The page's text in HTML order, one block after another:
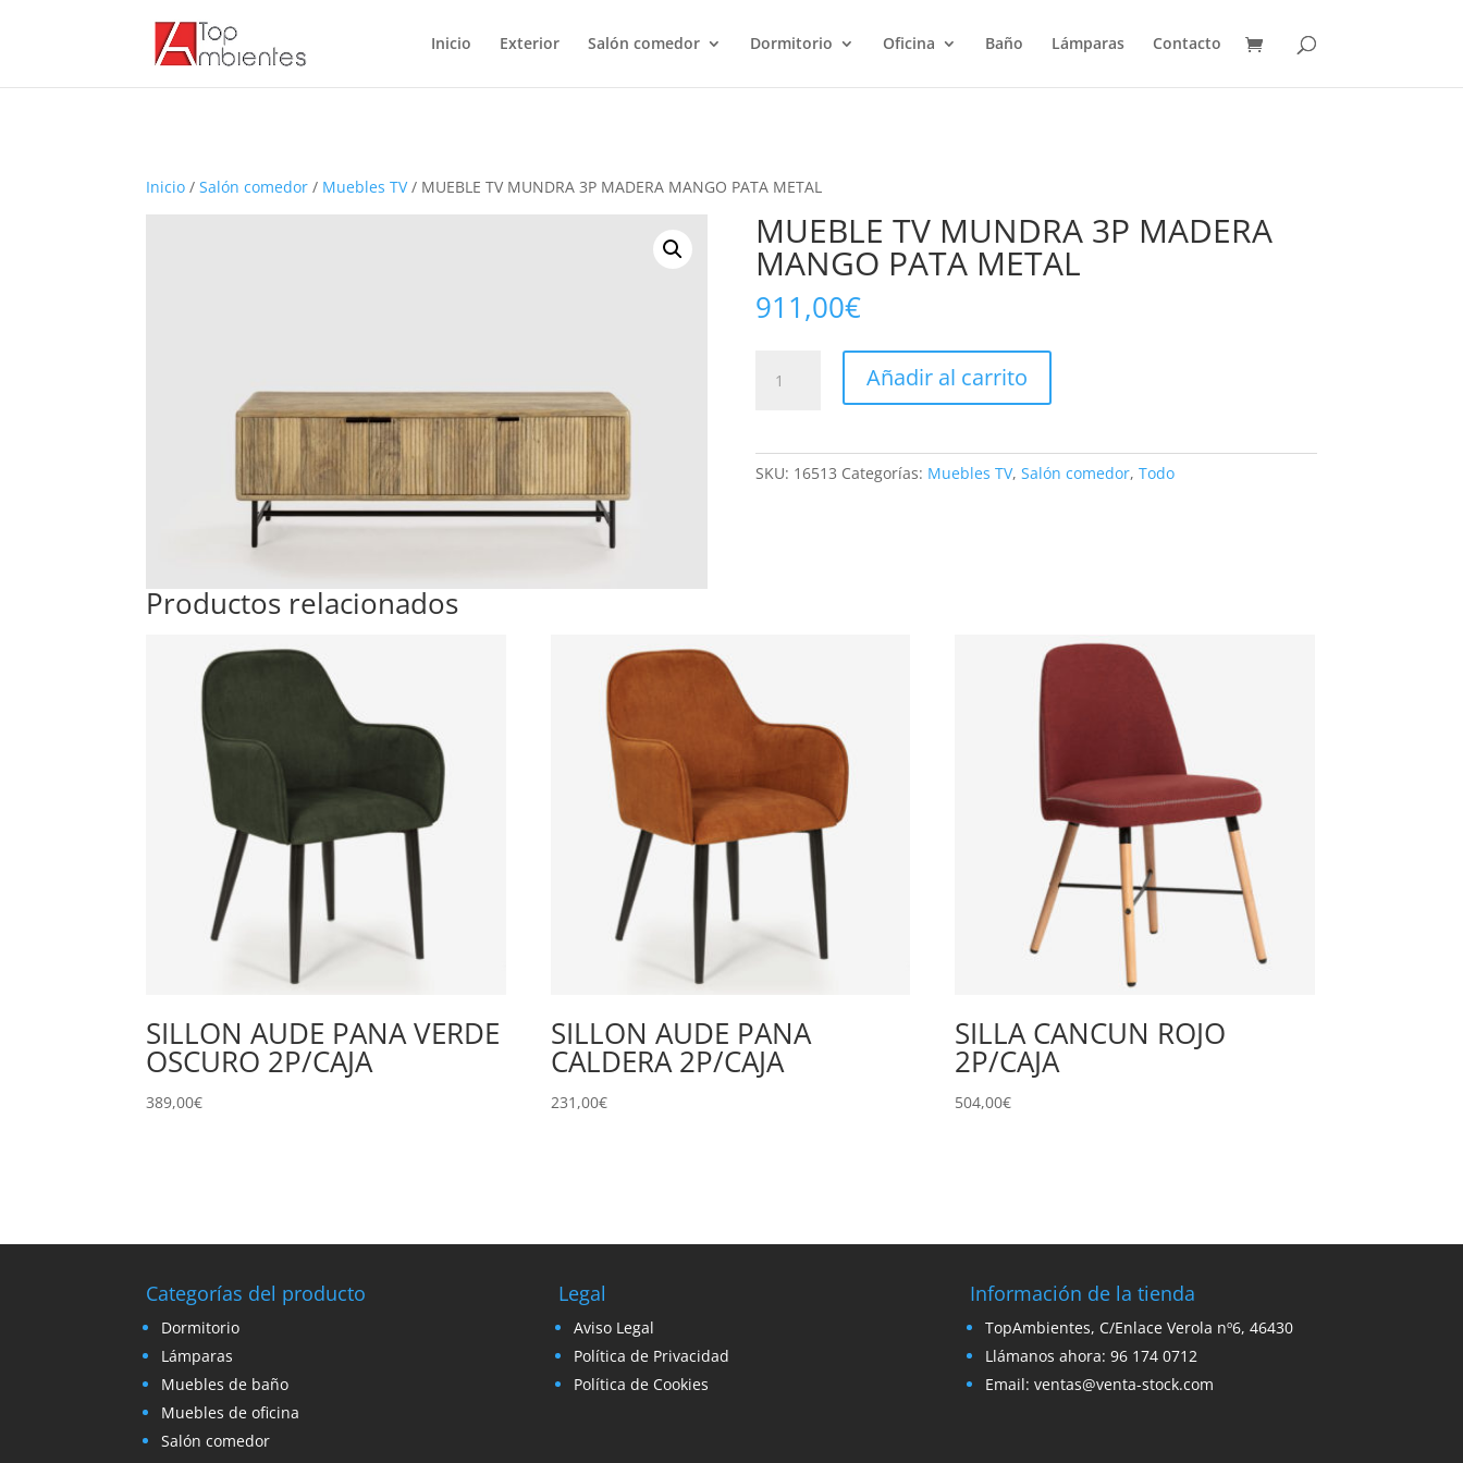
Inicio Exterior Salón comedor Dormitorio Oficina Baño Lámparas Contacto
Inicio /Salón comedor / Muebles TV/ MUEBLE TV MUNDRA 3P MADERA MANGO PATA METAL
MUEBLE TV MUNDRA 3P MADERA
MANGO PATA METAL
911,00€
Añadir al carrito
SKU: 16513 Categorías: Muebles TV, Salón comedor, Todo
Productos relacionados
SILLON AUDE PANA VERDE
OSCURO 2P/CAJA
389,00€
SILLON AUDE PANA
CALDERA 2P/CAJA
231,00€
SILLA CANCUN ROJO
2P/CAJA
504,00€
Categorías del producto
Dormitorio
Lámparas
Muebles de baño
Muebles de oficina
Salón comedor
Legal
Aviso Legal
Política de Privacidad
Política de Cookies
Información de la tienda
TopAmbientes, C/Enlace Verola nº6, 46430
Llámanos ahora: 96 174 0712
Email: ventas@venta-stock.com